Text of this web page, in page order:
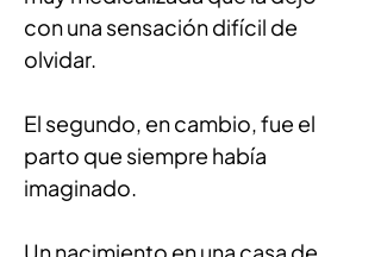
con una sensación difícil de
olvidar.
El segundo, en cambio, fue el
parto que siempre había
imaginado.